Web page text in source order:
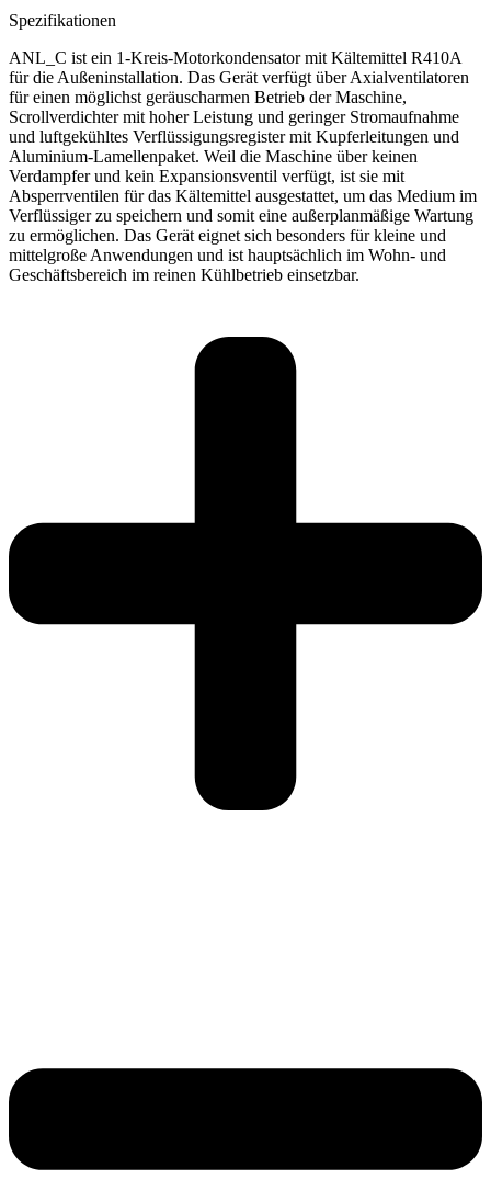
Spezifikationen
ANL_C ist ein 1-Kreis-Motorkondensator mit Kältemittel R410A
für die Außeninstallation. Das Gerät verfügt über Axialventilatoren
für einen möglichst geräuscharmen Betrieb der Maschine,
Scrollverdichter mit hoher Leistung und geringer Stromaufnahme
und luftgekühltes Verflüssigungsregister mit Kupferleitungen und
Aluminium-Lamellenpaket. Weil die Maschine über keinen
Verdampfer und kein Expansionsventil verfügt, ist sie mit
Absperrventilen für das Kältemittel ausgestattet, um das Medium im
Verflüssiger zu speichern und somit eine außerplanmäßige Wartung
zu ermöglichen. Das Gerät eignet sich besonders für kleine und
mittelgroße Anwendungen und ist hauptsächlich im Wohn- und
Geschäftsbereich im reinen Kühlbetrieb einsetzbar.